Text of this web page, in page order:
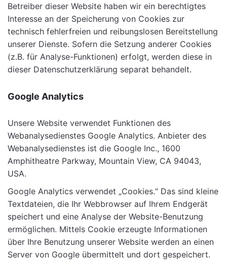
Betreiber dieser Website haben wir ein berechtigtes
Interesse an der Speicherung von Cookies zur
technisch fehlerfreien und reibungslosen Bereitstellung
unserer Dienste. Sofern die Setzung anderer Cookies
(z.B. für Analyse-Funktionen) erfolgt, werden diese in
dieser Datenschutzerklärung separat behandelt.
Google Analytics
Unsere Website verwendet Funktionen des
Webanalysedienstes Google Analytics. Anbieter des
Webanalysedienstes ist die Google Inc., 1600
Amphitheatre Parkway, Mountain View, CA 94043,
USA.
Google Analytics verwendet „Cookies.“ Das sind kleine
Textdateien, die Ihr Webbrowser auf Ihrem Endgerät
speichert und eine Analyse der Website-Benutzung
ermöglichen. Mittels Cookie erzeugte Informationen
über Ihre Benutzung unserer Website werden an einen
Server von Google übermittelt und dort gespeichert.